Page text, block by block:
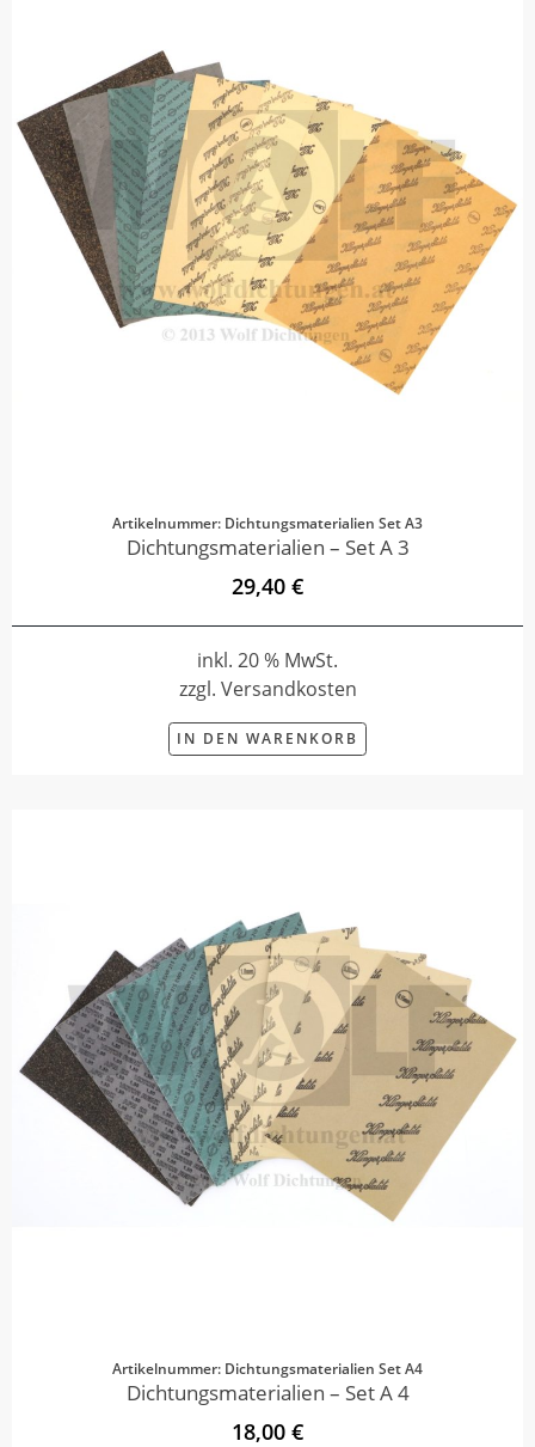
Artikelnummer: Dichtungsmaterialien Set A3
Dichtungsmaterialien – Set A 3
29,40 €
inkl. 20 % MwSt.
zzgl. Versandkosten
IN DEN WARENKORB
Artikelnummer: Dichtungsmaterialien Set A4
Dichtungsmaterialien – Set A 4
18,00 €